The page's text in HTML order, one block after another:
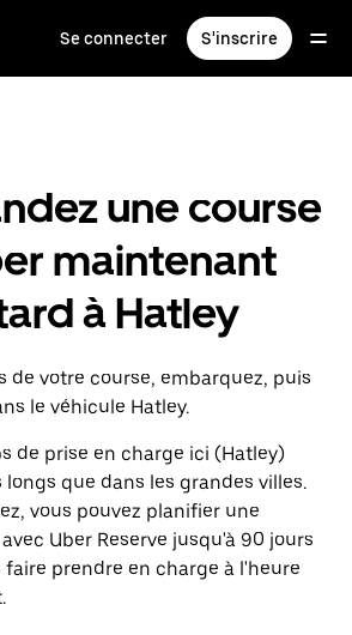
Se connecter S'inscrire
une course
maintenant
à Hatley
de votre course, embarquez, puis
le véhicule Hatley.
de prise en charge ici (Hatley)
que dans les grandes villes.
vous pouvez planifier une
Uber Reserve jusqu'à 90 jours
faire prendre en charge à l'heure